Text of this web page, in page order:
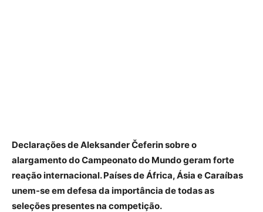
Declarações de Aleksander Čeferin sobre o
alargamento do Campeonato do Mundo geram forte
reação internacional. Países de África, Ásia e Caraíbas
unem-se em defesa da importância de todas as
seleções presentes na competição.